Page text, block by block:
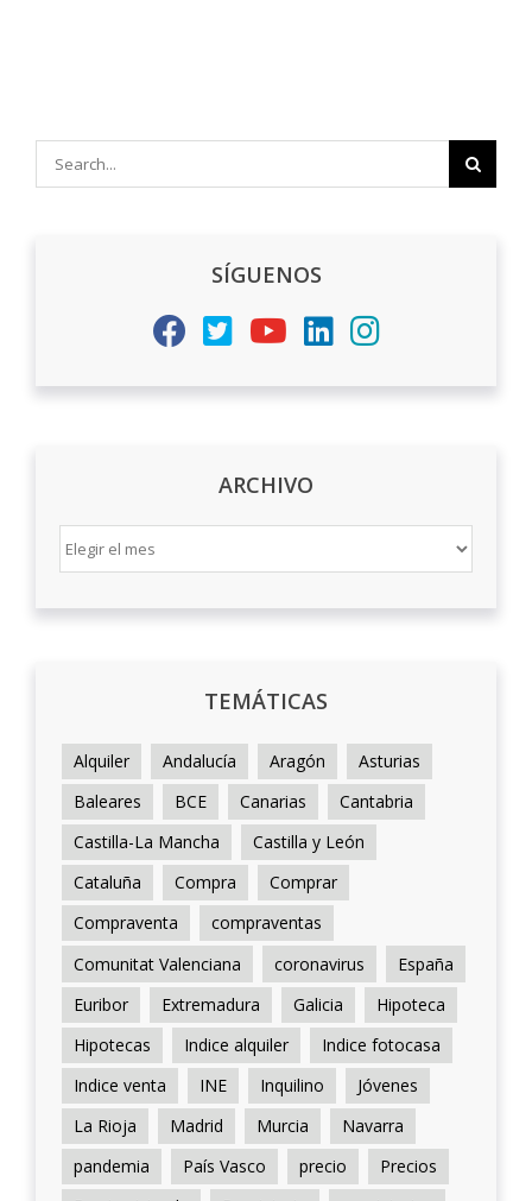
SÍGUENOS
ARCHIVO
ARCHIVO
TEMÁTICAS
Alquiler Andalucía Aragón
Asturias
Baleares
BCE Canarias
Cantabria
Castilla-La Mancha
Castilla y León
Cataluña
Compra
Comprar
Compraventa
compraventas
Comunitat Valenciana
coronavirus
España
Euribor
Extremadura Galicia
Hipoteca
Hipotecas
Indice alquiler
Indice fotocasa
Indice venta
INE Inquilino
Jóvenes
La Rioja
Madrid Murcia
Navarra
pandemia
País Vasco precio
Precios